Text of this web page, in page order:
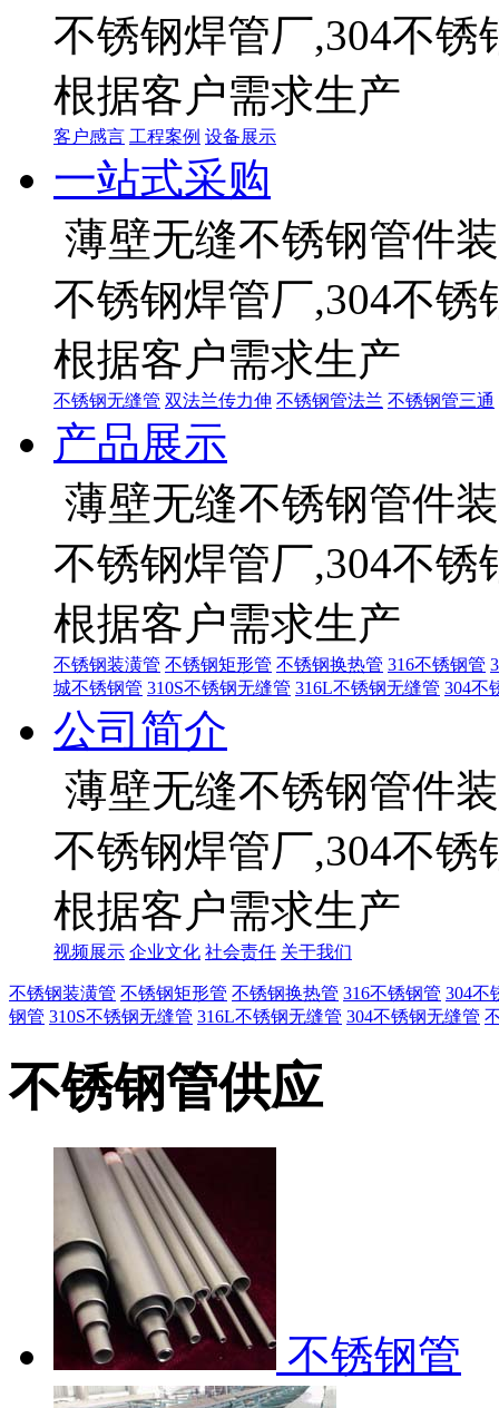
不锈钢焊管厂,304不
根据客户需求生产
客户感言 工程案例 设备展示
一站式采购
薄壁无缝不锈钢管件
不锈钢焊管厂,304不
根据客户需求生产
不锈钢无缝管 双法兰传力伸 不锈钢管法兰 不锈钢管三通
产品展示
薄壁无缝不锈钢管件
不锈钢焊管厂,304不
根据客户需求生产
不锈钢装潢管 不锈钢矩形管 不锈钢换热管 316不锈钢管
城不锈钢管 310S不锈钢无缝管 316L不锈钢无缝管 304不
公司简介
薄壁无缝不锈钢管件
不锈钢焊管厂,304不
根据客户需求生产
视频展示 企业文化 社会责任 关于我们
不锈钢装潢管 不锈钢矩形管 不锈钢换热管 316不锈钢管 304不
钢管 310S不锈钢无缝管 316L不锈钢无缝管 304不锈钢无缝管
不锈钢管供应
不锈钢管